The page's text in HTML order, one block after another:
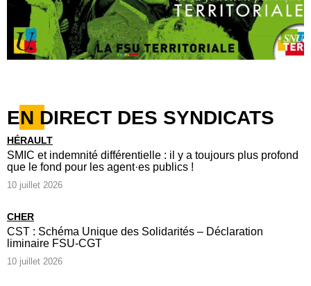
EN DIRECT DES SYNDICATS
HÉRAULT
SMIC et indemnité différentielle : il y a toujours plus profond
que le fond pour les agent·es publics !
10 juillet 2026
CHER
CST : Schéma Unique des Solidarités – Déclaration
liminaire FSU-CGT
10 juillet 2026